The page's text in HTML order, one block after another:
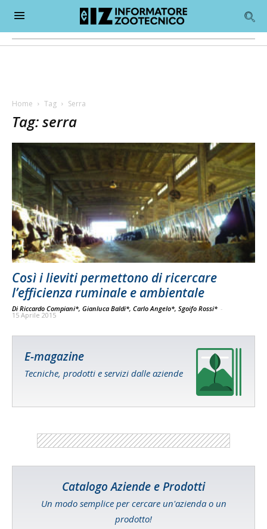
Home Tag Serra
Tag: serra
Così i lieviti permettono di ricercare
l’efficienza ruminale e ambientale
Di Riccardo Compiani*, Gianluca Baldi*, Carlo Angelo*, Sgoifo Rossi* -
15 Aprile 2015
E-magazine
Tecniche, prodotti e servizi dalle aziende
Catalogo Aziende e Prodotti
Un modo semplice per cercare un'azienda o un
prodotto!